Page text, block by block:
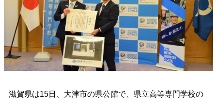
滋賀県は15日、大津市の県公館で、県立高等専門学校の